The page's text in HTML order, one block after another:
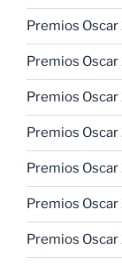
Premios
Premios
Premios
Premios
Premios
Premios
Premios